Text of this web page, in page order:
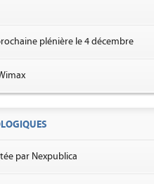
plénière le 4 décembre
par Nexpublica